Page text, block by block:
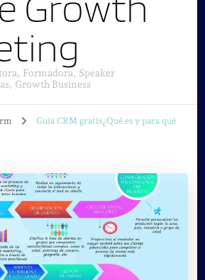
Formadora, Speaker
Growth Business
Guía CRM gratis¿Qué es y para qué